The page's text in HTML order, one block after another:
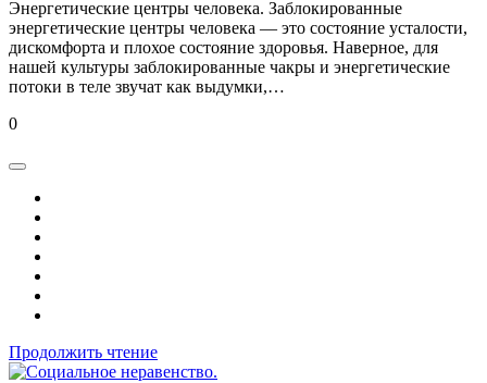
Энергетические центры человека. Заблокированные
энергетические центры человека — это состояние усталости,
дискомфорта и плохое состояние здоровья. Наверное, для
нашей культуры заблокированные чакры и энергетические
потоки в теле звучат как выдумки,…
0
Продолжить чтение